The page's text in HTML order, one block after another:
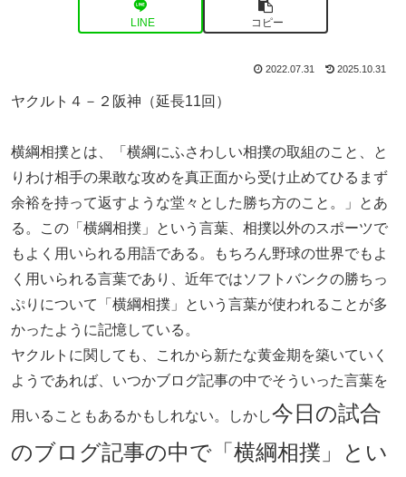
LINE コピー
2022.07.31 2025.10.31
ヤクルト４－２阪神（延長11回）
横綱相撲とは、「横綱にふさわしい相撲の取組のこと、と
りわけ相手の果敢な攻めを真正面から受け止めてひるまず
余裕を持って返すような堂々とした勝ち方のこと。」とあ
る。この「横綱相撲」という言葉、相撲以外のスポーツで
もよく用いられる用語である。もちろん野球の世界でもよ
く用いられる言葉であり、近年ではソフトバンクの勝ちっ
ぷりについて「横綱相撲」という言葉が使われることが多
かったように記憶している。
ヤクルトに関しても、これから新たな黄金期を築いていく
ようであれば、いつかブログ記事の中でそういった言葉を
用いることもあるかもしれない。しかし今日の試合
のブログ記事の中で「横綱相撲」とい